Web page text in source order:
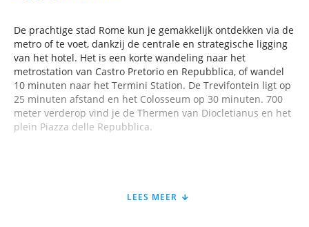
De prachtige stad Rome kun je gemakkelijk ontdekken via de
metro of te voet, dankzij de centrale en strategische ligging
van het hotel. Het is een korte wandeling naar het
metrostation van Castro Pretorio en Repubblica, of wandel
10 minuten naar het Termini Station. De Trevifontein ligt op
25 minuten afstand en het Colosseum op 30 minuten. 700
meter verderop vind je de Thermen van Diocletianus en het
plein Piazza delle Repubblica.
LEES MEER